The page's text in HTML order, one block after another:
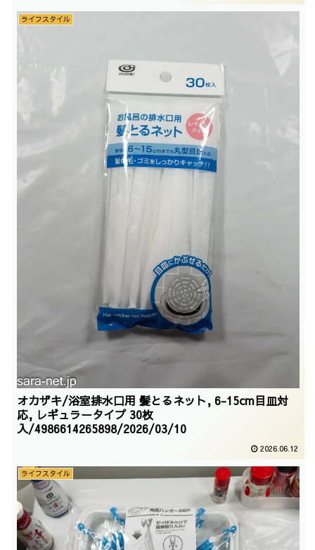
ライフスタイル
オカザキ/浴室排水口用 髪とるネット, 6-15cm目皿対
応, レギュラータイプ 30枚
入/4986614265898/2026/03/10
2026.06.12
ライフスタイル